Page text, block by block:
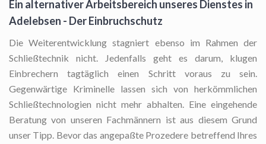
Ein alternativer Arbeitsbereich unseres Dienstes in
Adelebsen - Der Einbruchschutz
Die Weiterentwicklung stagniert ebenso im Rahmen der
Schließtechnik nicht. Jedenfalls geht es darum, klugen
Einbrechern tagtäglich einen Schritt voraus zu sein.
Gegenwärtige Kriminelle lassen sich von herkömmlichen
Schließtechnologien nicht mehr abhalten. Eine eingehende
Beratung von unseren Fachmännern ist aus diesem Grund
unser Tipp. Bevor das angepaßte Prozedere betreffend Ihres